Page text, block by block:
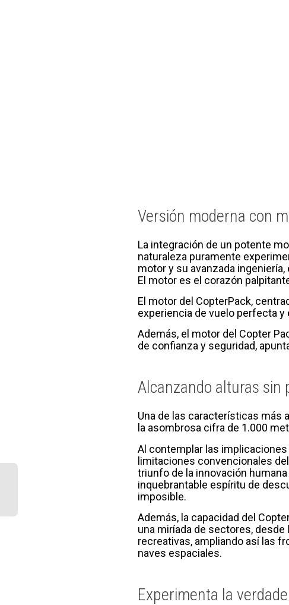
Versión moderna con
La integración de un potente
naturaleza puramente
motor y su avanzada
El motor es el corazón
El motor del CopterPack,
experiencia de vuelo perfecta y
Además, el motor del Copter
de confianza y seguridad,
Alcanzando alturas sin
Una de las características más
la asombrosa cifra de 1.000
Al contemplar las
limitaciones convencionales
triunfo de la innovación
inquebrantable espíritu de
imposible.
Además, la capacidad del
una miríada de sectores,
recreativas, ampliando así las
naves espaciales.
Experimenta la